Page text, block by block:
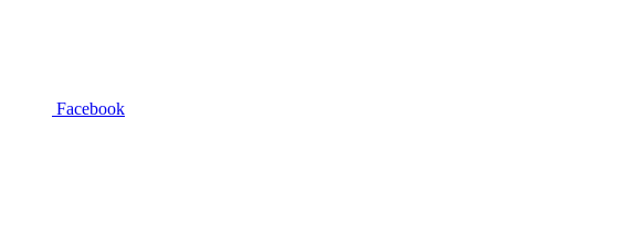
Facebook